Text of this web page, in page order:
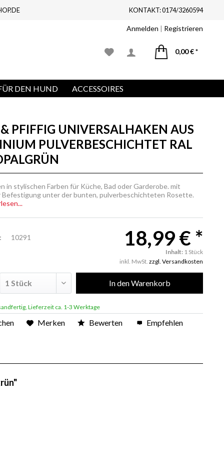
KONTAKT: 0174/3260594
Anmelden | Registrieren
0,00 € *
DEN HUND ACCESSOIRES
PFIFFIG UNIVERSALHAKEN AUS
PULVERBESCHICHTET RAL
in stylischen Farben für Küche, Bad oder Garderobe. mit
unter der bunten, pulverbeschichteten Rosette.
10291 18,99 € *
Inhalt: 1 Stück
inkl. MwSt. zzgl. Versandkosten
In denWarenkorb
Lieferzeit ca. 1-3 Werktage
Merken Bewerten Empfehlen